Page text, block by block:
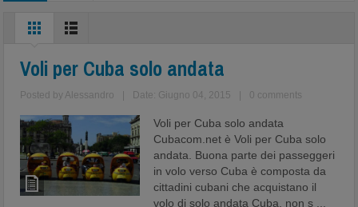
Voli per Cuba solo andata
Posted by Alessandro Date: Giugno 04, 2015 0 comments
Voli per Cuba solo andata
Cubacom.net è Voli per Cuba solo
andata. Buona parte dei passeggeri
in volo verso Cuba è composta da
cittadini cubani che acquistano il
volo di solo andata Cuba, non s ...